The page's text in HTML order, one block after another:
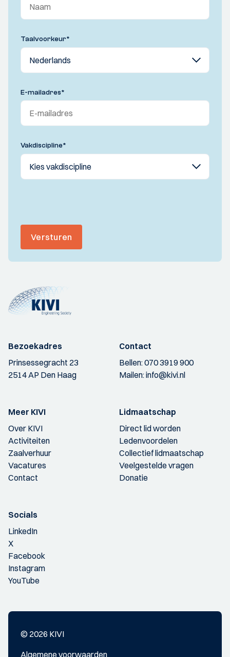
Taalvoorkeur*
E-mailadres*
Vakdiscipline*
Versturen
Bezoekadres
Prinsessegracht 23
2514 AP Den Haag
Contact
Bellen:070 3919 900
Mailen:info@kivi.nl
Meer KIVI
Over KIVI
Activiteiten
Zaalverhuur
Vacatures
Contact
Lidmaatschap
Direct lid worden
Ledenvoordelen
Collectief lidmaatschap
Veelgestelde vragen
Donatie
Socials
LinkedIn
X
Facebook
Instagram
YouTube
© 2026 KIVI
Algemene voorwaarden